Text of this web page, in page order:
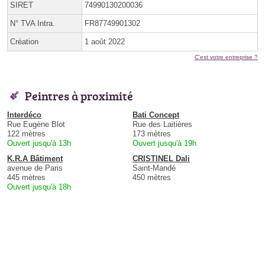
SIRET 74990130200036
N° TVA Intra. FR87749901302
Création 1 août 2022
C'est votre entreprise ?
Peintres à proximité
Interdéco
Rue Eugène Blot
122 mètres
Ouvert jusqu'à 13h
Bati Concept
Rue des Laitières
173 mètres
Ouvert jusqu'à 19h
K.R.A Bâtiment
avenue de Paris
445 mètres
Ouvert jusqu'à 18h
CRISTINEL Dali
Saint-Mandé
450 mètres